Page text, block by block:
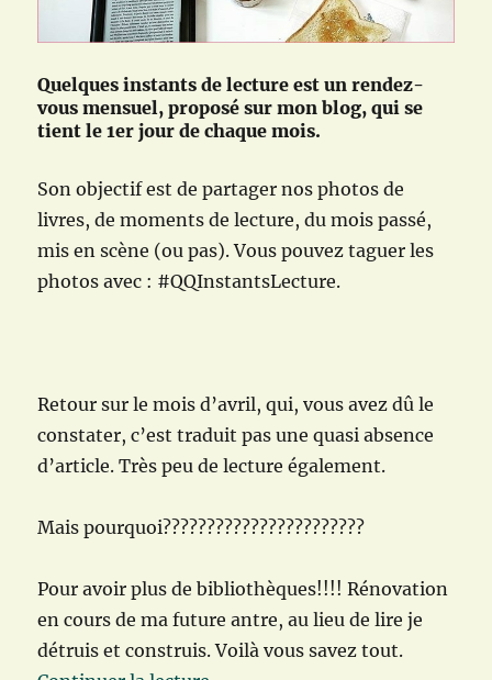
Quelques instants de lecture est un rendez-
vous mensuel, proposé sur mon blog, qui se
tient le 1er jour de chaque mois.
Son objectif est de partager nos photos de
livres, de moments de lecture, du mois passé,
mis en scène (ou pas). Vous pouvez taguer les
photos avec : #QQInstantsLecture.
Retour sur le mois d’avril, qui, vous avez dû le
constater, c’est traduit pas une quasi absence
d’article. Très peu de lecture également.
Mais pourquoi???????????????????????
Pour avoir plus de bibliothèques!!!! Rénovation
en cours de ma future antre, au lieu de lire je
détruis et construis. Voilà vous savez tout.